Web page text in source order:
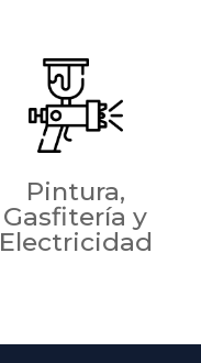
Pintura,
Gasfitería y
Electricidad